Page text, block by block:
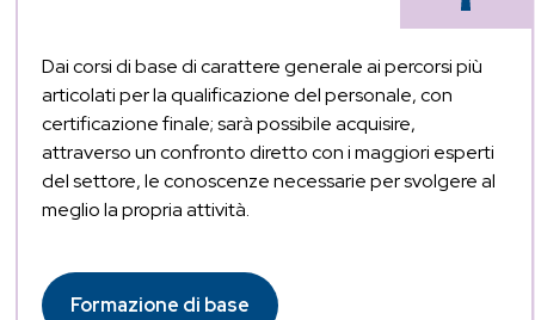
Dai corsi di base di carattere generale ai percorsi più
articolati per la qualificazione del personale, con
certificazione finale; sarà possibile acquisire,
attraverso un confronto diretto con i maggiori esperti
del settore, le conoscenze necessarie per svolgere al
meglio la propria attività.
Formazione di base